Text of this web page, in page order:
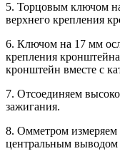
5. Торцовым ключом
верхнего крепления
6. Ключом на 17 мм
крепления
кронштейн вместе с
7. Отсоединяем
зажигания.
8. Омметром измеряем
центральным